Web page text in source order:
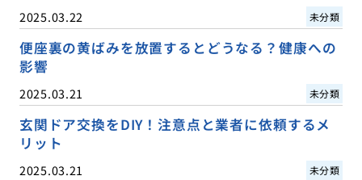
2025.03.22 未分類
便座裏の黄ばみを放置するとどうなる？健康への
影響
2025.03.21 未分類
玄関ドア交換をDIY！注意点と業者に依頼するメ
リット
2025.03.21 未分類